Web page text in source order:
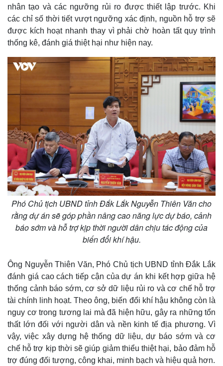
nhân tạo và các ngưỡng rủi ro được thiết lập trước. Khi
các chỉ số thời tiết vượt ngưỡng xác định, nguồn hỗ trợ sẽ
được kích hoạt nhanh thay vì phải chờ hoàn tất quy trình
thống kê, đánh giá thiệt hại như hiện nay.
Phó Chủ tịch UBND tỉnh Đắk Lắk Nguyễn Thiên Văn cho
rằng dự án sẽ góp phần nâng cao năng lực dự báo, cảnh
báo sớm và hỗ trợ kịp thời người dân chịu tác động của
biến đổi khí hậu.
Ông Nguyễn Thiên Văn, Phó Chủ tịch UBND tỉnh Đắk Lắk
đánh giá cao cách tiếp cận của dự án khi kết hợp giữa hệ
thống cảnh báo sớm, cơ sở dữ liệu rủi ro và cơ chế hỗ trợ
tài chính linh hoạt. Theo ông, biến đổi khí hậu không còn là
nguy cơ trong tương lai mà đã hiện hữu, gây ra những tổn
thất lớn đối với người dân và nền kinh tế địa phương. Vì
vậy, việc xây dựng hệ thống dữ liệu, dự báo sớm và cơ
chế hỗ trợ kịp thời sẽ giúp giảm thiểu thiệt hại, bảo đảm hỗ
trợ đúng đối tượng, công khai, minh bạch và hiệu quả hơn.